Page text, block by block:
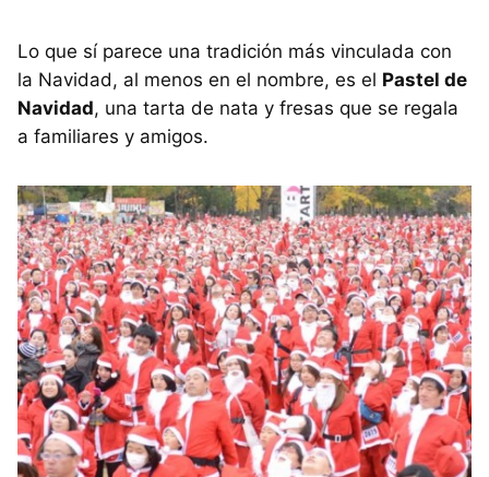
Lo que sí parece una tradición más vinculada con
la Navidad, al menos en el nombre, es el Pastel de
Navidad, una tarta de nata y fresas que se regala
a familiares y amigos.